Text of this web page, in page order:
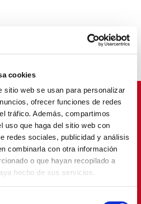
cookies
sitio web se usan para personalizar
ofrecer funciones de redes
tráfico. Además, compartimos
uso que haga del sitio web con
redes sociales, publicidad y análisis
combinarla con otra información
o que hayan recopilado a
hecho de sus servicios.
BABESLEAK